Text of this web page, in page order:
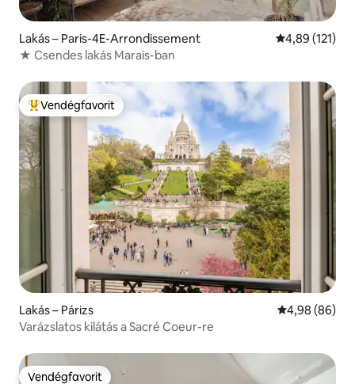
Lakás – Paris-4E-Arrondissement Átlagos
4,89 (121)
★ Csendes lakás Marais-ban
Kiemelt vendégfavorit
Vendégfavorit
Lakás – Párizs Átlagos
4,98 (86)
Varázslatos kilátás a Sacré Coeur-re
Vendégfavorit